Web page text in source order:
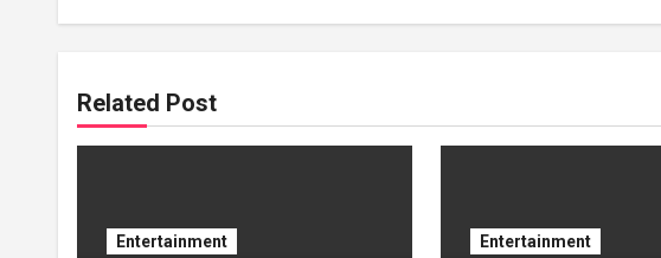
Related Post
Entertainment Entertainment